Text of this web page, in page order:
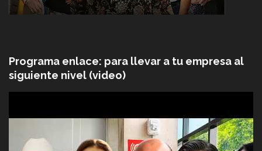
Programa enlace: para llevar a tu empresa al
siguiente nivel (video)